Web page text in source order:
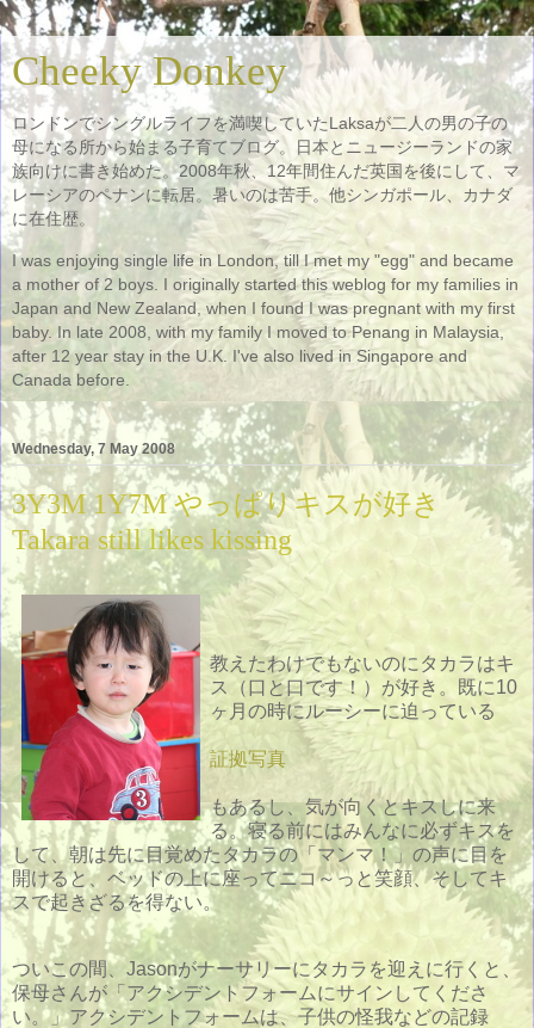
Cheeky Donkey
ロンドンでシングルライフを満喫していたLaksaが二人の男の子の
母になる所から始まる子育てブログ。日本とニュージーランドの家
族向けに書き始めた。2008年秋、12年間住んだ英国を後にして、マ
レーシアのペナンに転居。暑いのは苦手。他シンガポール、カナダ
に在住歴。
I was enjoying single life in London, till I met my "egg" and became
a mother of 2 boys. I originally started this weblog for my families in
Japan and New Zealand, when I found I was pregnant with my first
baby. In late 2008, with my family I moved to Penang in Malaysia,
after 12 year stay in the U.K. I've also lived in Singapore and
Canada before.
Wednesday, 7 May 2008
3Y3M 1Y7M やっぱりキスが好き
Takara still likes kissing
教えたわけでもないのにタカラはキ
ス（口と口です！）が好き。既に10
ヶ月の時にルーシーに迫っている
証拠写真
もあるし、気が向くとキスしに来
る。寝る前にはみんなに必ずキスを
して、朝は先に目覚めたタカラの「マンマ！」の声に目を
開けると、ベッドの上に座ってニコ～っと笑顔、そしてキ
スで起きざるを得ない。
ついこの間、Jasonがナーサリーにタカラを迎えに行くと、
保母さんが「アクシデントフォームにサインしてくださ
い。」アクシデントフォームは、子供の怪我などの記録